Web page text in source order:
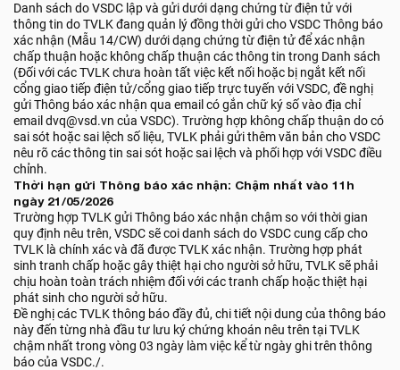
Danh sách do VSDC lập và gửi dưới dạng chứng từ điện tử với
thông tin do TVLK đang quản lý đồng thời gửi cho VSDC Thông báo
xác nhận (Mẫu 14/CW) dưới dạng chứng từ điện tử để xác nhận
chấp thuận hoặc không chấp thuận các thông tin trong Danh sách
(Đối với các TVLK chưa hoàn tất việc kết nối hoặc bị ngắt kết nối
cổng giao tiếp điện tử/cổng giao tiếp trực tuyến với VSDC, đề nghị
gửi Thông báo xác nhận qua email có gắn chữ ký số vào địa chỉ
email dvq@vsd.vn của VSDC). Trường hợp không chấp thuận do có
sai sót hoặc sai lệch số liệu, TVLK phải gửi thêm văn bản cho VSDC
nêu rõ các thông tin sai sót hoặc sai lệch và phối hợp với VSDC điều
chỉnh.
Thời hạn gửi Thông báo xác nhận: Chậm nhất vào 11h
ngày 21/05/2026
Trường hợp TVLK gửi Thông báo xác nhận chậm so với thời gian
quy định nêu trên, VSDC sẽ coi danh sách do VSDC cung cấp cho
TVLK là chính xác và đã được TVLK xác nhận. Trường hợp phát
sinh tranh chấp hoặc gây thiệt hại cho người sở hữu, TVLK sẽ phải
chịu hoàn toàn trách nhiệm đối với các tranh chấp hoặc thiệt hại
phát sinh cho người sở hữu.
Đề nghị các TVLK thông báo đầy đủ, chi tiết nội dung của thông báo
này đến từng nhà đầu tư lưu ký chứng khoán nêu trên tại TVLK
chậm nhất trong vòng 03 ngày làm việc kể từ ngày ghi trên thông
báo của VSDC./.